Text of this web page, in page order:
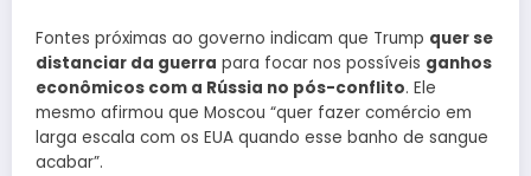
Fontes próximas ao governo indicam que Trump quer se
distanciar da guerra para focar nos possíveis ganhos
econômicos com a Rússia no pós-conflito. Ele
mesmo afirmou que Moscou “quer fazer comércio em
larga escala com os EUA quando esse banho de sangue
acabar”.